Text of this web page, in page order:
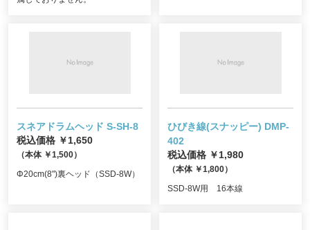
スネアドラムヘッド S-SH-8
税込価格 ￥1,650
（本体 ￥1,500）
Φ20cm(8")裏ヘッド（SSD-8W）
ひびき線(スナッピー) DMP-
402
税込価格 ￥1,980
（本体 ￥1,800）
SSD-8W用 16本線